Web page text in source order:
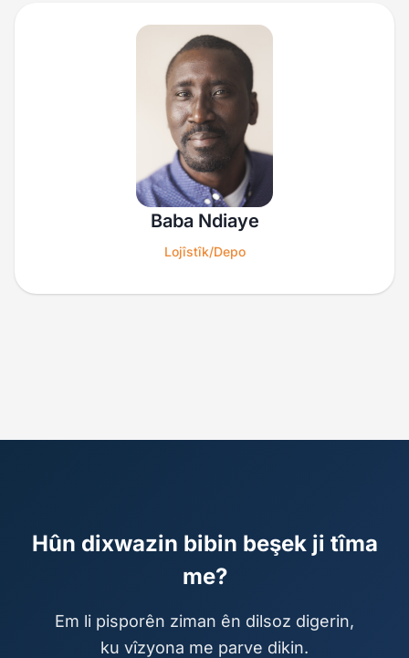
Baba Ndiaye
Lojîstîk/Depo
Hûn dixwazin bibin beşek ji tîma
me?
Em li pisporên ziman ên dilsoz digerin,
ku vîzyona me parve dikin.